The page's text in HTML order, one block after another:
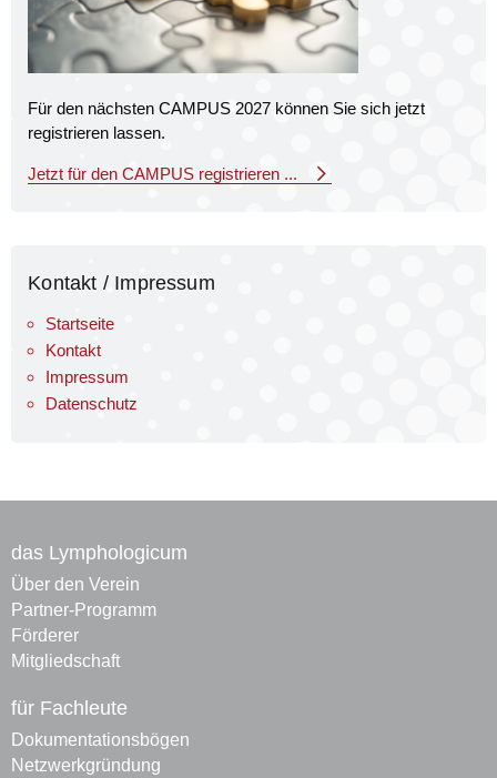
Für den nächsten CAMPUS 2027 können Sie sich jetzt
registrieren lassen.
Jetzt für den CAMPUS registrieren ...
Kontakt / Impressum
Startseite
Kontakt
Impressum
Datenschutz
das Lymphologicum
Über den Verein
Partner-Programm
Förderer
Mitgliedschaft
für Fachleute
Dokumentationsbögen
Netzwerkgründung